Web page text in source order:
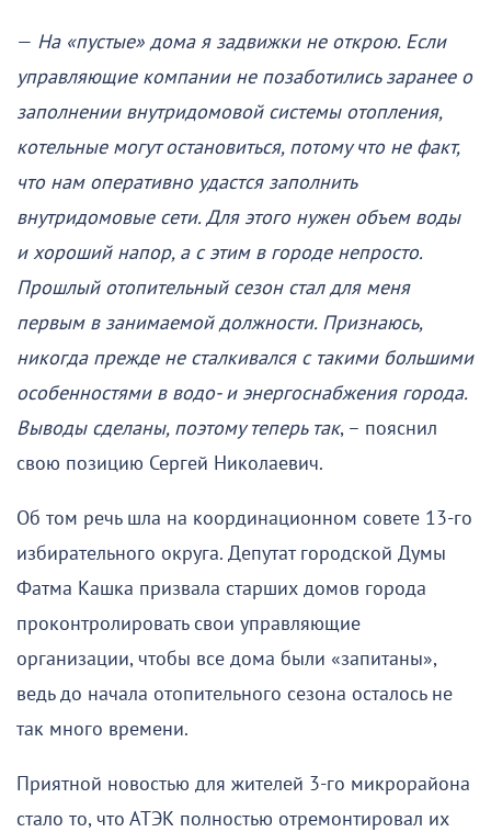
— На «пустые» дома я задвижки не открою. Если
управляющие компании не позаботились заранее о
заполнении внутридомовой системы отопления,
котельные могут остановиться, потому что не факт,
что нам оперативно удастся заполнить
внутридомовые сети. Для этого нужен объем воды
и хороший напор, а с этим в городе непросто.
Прошлый отопительный сезон стал для меня
первым в занимаемой должности. Признаюсь,
никогда прежде не сталкивался с такими большими
особенностями в водо- и энергоснабжения города.
Выводы сделаны, поэтому теперь так, – пояснил
свою позицию Сергей Николаевич.
Об том речь шла на координационном совете 13-го
избирательного округа. Депутат городской Думы
Фатма Кашка призвала старших домов города
проконтролировать свои управляющие
организации, чтобы все дома были «запитаны»,
ведь до начала отопительного сезона осталось не
так много времени.
Приятной новостью для жителей 3-го микрорайона
стало то, что АТЭК полностью отремонтировал их